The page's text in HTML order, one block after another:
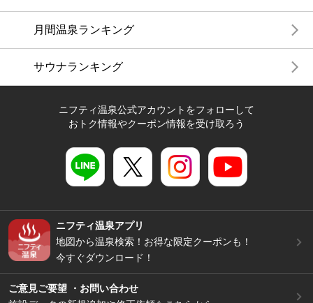
月間温泉ランキング
サウナランキング
ニフティ温泉公式アカウントをフォローして
おトク情報やクーポン情報を受け取ろう
ニフティ温泉アプリ
地図から温泉検索！お得な限定クーポンも！
今すぐダウンロード！
ご意見ご要望 ・お問い合わせ